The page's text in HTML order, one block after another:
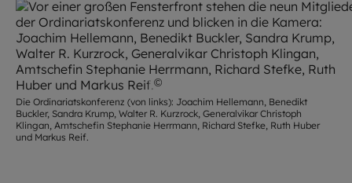
©
Die Ordinariatskonferenz (von links): Joachim Hellemann, Benedikt
Buckler, Sandra Krump, Walter R. Kurzrock, Generalvikar Christoph
Klingan, Amtschefin Stephanie Herrmann, Richard Stefke, Ruth Huber
und Markus Reif.